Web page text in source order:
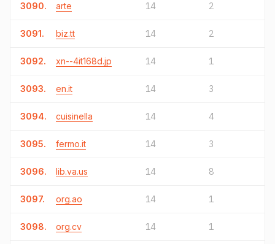
3090. arte 14 2
3091. biz.tt 14 2
3092. xn--4it168d.jp 14 1
3093. en.it 14 3
3094. cuisinella 14 4
3095. fermo.it 14 3
3096. lib.va.us 14 8
3097. org.ao 14 1
3098. org.cv 14 1